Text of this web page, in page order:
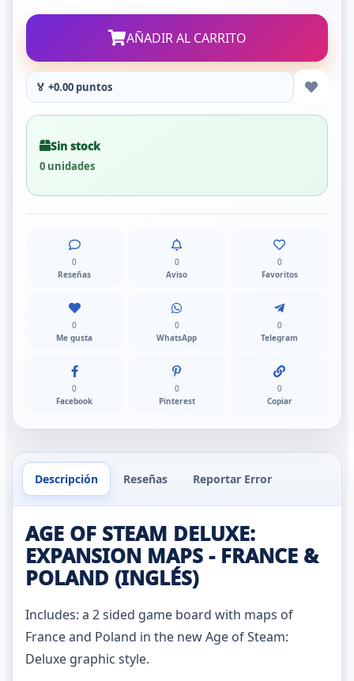
AÑADIR AL CARRITO
🏅 +0.00 puntos
Sin stock
0 unidades
0
Reseñas
0
Aviso
0
Favoritos
0
Me gusta
0
WhatsApp
0
Telegram
0
Facebook
0
Pinterest
0
Copiar
Descripción Reseñas Reportar Error
AGE OF STEAM DELUXE:
EXPANSION MAPS - FRANCE &
POLAND (INGLÉS)
Includes: a 2 sided game board with maps of
France and Poland in the new Age of Steam:
Deluxe graphic style.